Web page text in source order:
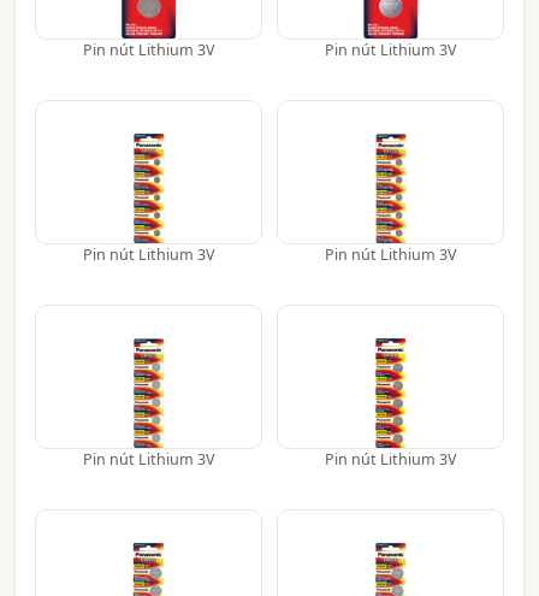
Pin nút Lithium 3V Pin nút Lithium 3V
Pin nút Lithium 3V Pin nút Lithium 3V
Pin nút Lithium 3V Pin nút Lithium 3V